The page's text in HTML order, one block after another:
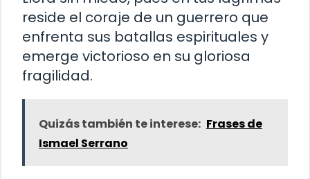
reside el coraje de un guerrero que
enfrenta sus batallas espirituales y
emerge victorioso en su gloriosa
fragilidad.
Quizás también te interese: Frases de
Ismael Serrano